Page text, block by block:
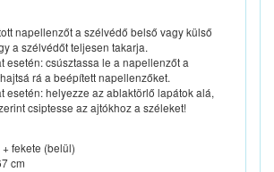
napellenzőt a szélvédő belső vagy külső
a szélvédőt teljesen takarja.
esetén: csúsztassa le a napellenzőt a
rá a beépített napellenzőket.
esetén: helyezze az ablaktörlő lapátok alá,
csiptesse az ajtókhoz a széleket!
fekete (belül)
cm